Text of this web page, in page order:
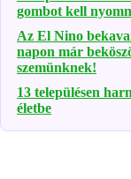
gombot kell
Az El Nino
napon már
szemünknek!
13 településen
életbe